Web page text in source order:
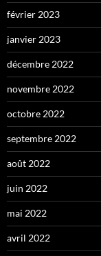
février 2023
janvier 2023
décembre 2022
novembre 2022
octobre 2022
septembre 2022
août 2022
juin 2022
mai 2022
avril 2022